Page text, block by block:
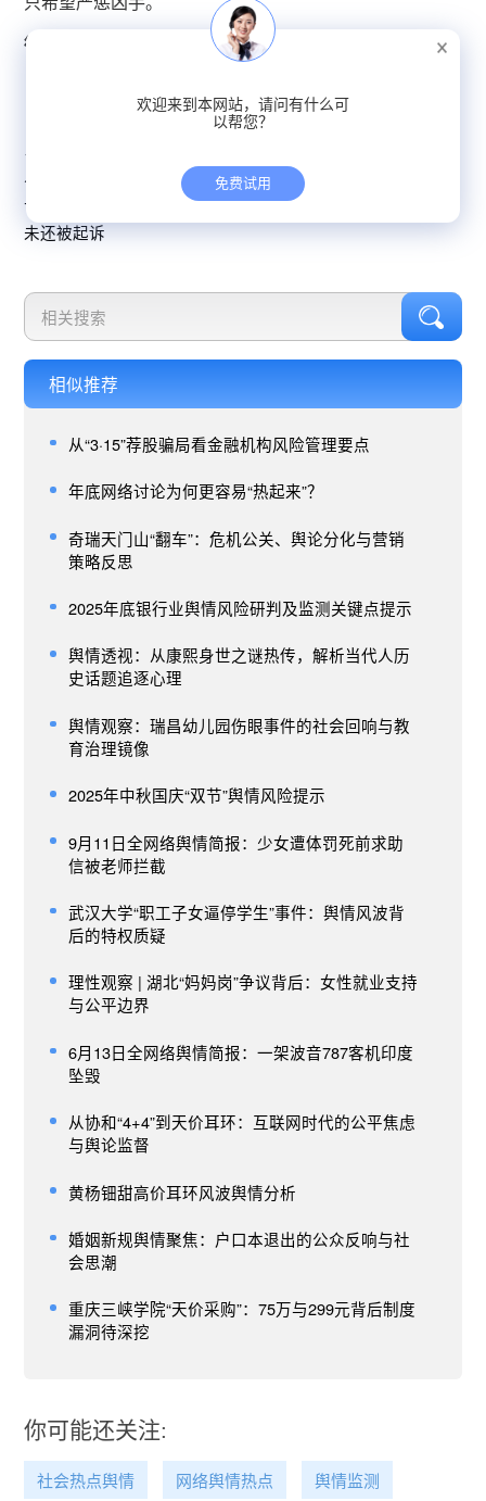
微博舆情热度： 阅读量214.2万 讨论量174
< 上一篇：4月14日全网络舆情简报：中式奶茶成为越南年轻
下一篇：4月23日全网络舆情简报：男子被女友逼写百万借条
未还被起诉
相似推荐
从“3·15”荐股骗局看金融机构风险管理要点
年底网络讨论为何更容易“热起来”？
奇瑞天门山“翻车”：危机公关、舆论分化与营销
策略反思
2025年底银行业舆情风险研判及监测关键点提示
舆情透视：从康熙身世之谜热传，解析当代人历
史话题追逐心理
舆情观察：瑞昌幼儿园伤眼事件的社会回响与教
育治理镜像
2025年中秋国庆“双节”舆情风险提示
9月11日全网络舆情简报：少女遭体罚死前求助
信被老师拦截
武汉大学“职工子女逼停学生”事件：舆情风波背
后的特权质疑
理性观察 | 湖北“妈妈岗”争议背后：女性就业支持
与公平边界
6月13日全网络舆情简报：一架波音787客机印度
坠毁
从协和“4+4”到天价耳环：互联网时代的公平焦虑
与舆论监督
黄杨钿甜高价耳环风波舆情分析
婚姻新规舆情聚焦：户口本退出的公众反响与社
会思潮
重庆三峡学院“天价采购”：75万与299元背后制度
漏洞待深挖
你可能还关注:
社会热点舆情 网络舆情热点 舆情监测
欢迎来到本网站，请问有什么可
以帮您？
免费试用